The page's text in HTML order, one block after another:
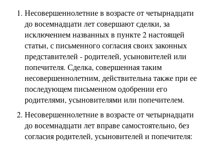
Несовершеннолетние в возрасте от четырнадцати
до восемнадцати лет совершают сделки, за
исключением названных в пункте 2 настоящей
статьи, с письменного согласия своих законных
представителей - родителей, усыновителей или
попечителя. Сделка, совершенная таким
несовершеннолетним, действительна также при ее
последующем письменном одобрении его
родителями, усыновителями или попечителем.
Несовершеннолетние в возрасте от четырнадцати
до восемнадцати лет вправе самостоятельно, без
согласия родителей, усыновителей и попечителя: